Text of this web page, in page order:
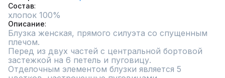
Состав
хлопок 100%
Описание
Блузка женская, прямого силуэта со спущенным
плечом.
Перед из двух частей с центральной бортовой
застежкой на 6 петель и пуговицу.
Отделочным элементом блузки является 5